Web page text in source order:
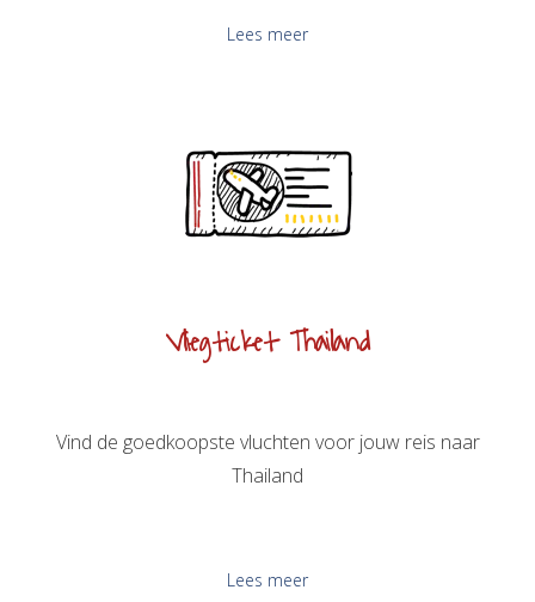
Lees meer
Vliegticket Thailand
Vind de goedkoopste vluchten voor jouw reis naar
Thailand
Lees meer